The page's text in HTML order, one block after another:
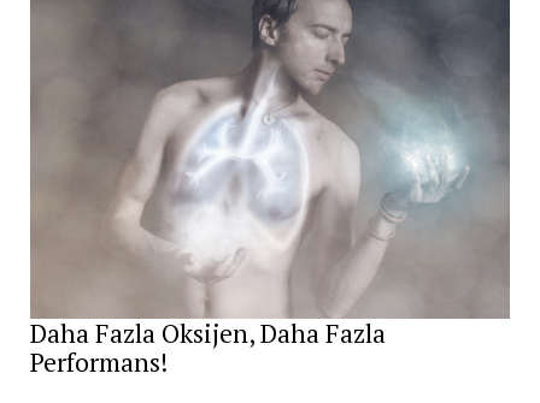
Daha Fazla Oksijen, Daha Fazla
Performans!